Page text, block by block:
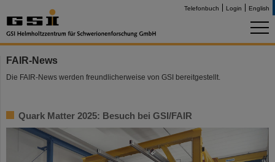
Telefonbuch Login English
FAIR-News
Die FAIR-News werden freundlicherweise von GSI bereitgestellt.
Quark Matter 2025: Besuch bei GSI/FAIR